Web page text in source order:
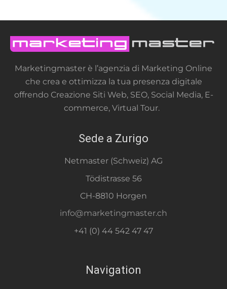
Marketingmaster è l’agenzia di Marketing Online
che crea e ottimizza la tua presenza digitale
offrendo Creazione Siti Web, SEO, Social Media, E-
commerce, Virtual Tour.
Sede a Zurigo
Netmaster (Schweiz) AG
Tödistrasse 56
CH-8810 Horgen
info@marketingmaster.ch
+41 (0) 44 542 47 47
Navigation